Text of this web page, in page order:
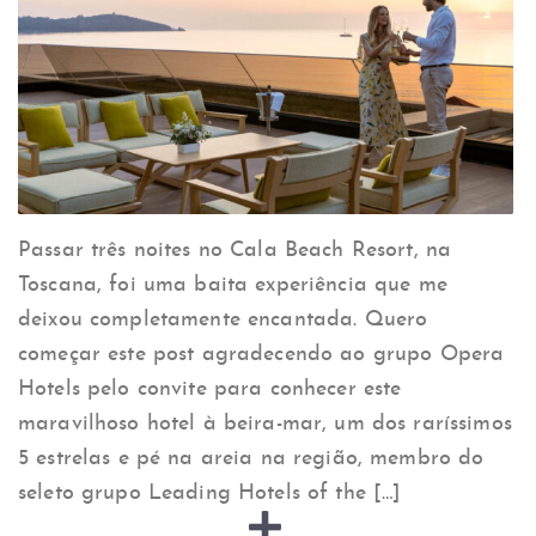
Passar três noites no Cala Beach Resort, na
Toscana, foi uma baita experiência que me
deixou completamente encantada. Quero
começar este post agradecendo ao grupo Opera
Hotels pelo convite para conhecer este
maravilhoso hotel à beira-mar, um dos raríssimos
5 estrelas e pé na areia na região, membro do
seleto grupo Leading Hotels of the […]